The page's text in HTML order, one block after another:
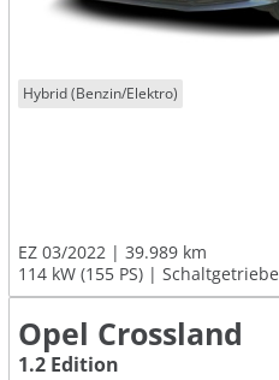
Hybrid (Benzin/Elektro)
EZ 03/2022
39.989 km
114 kW (155 PS)
Schaltgetriebe
Opel Crossland
1.2 Edition